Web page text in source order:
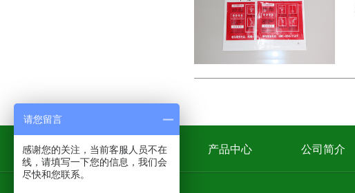
网站首页 产品中心 公司简介
请您留言
感谢您的关注，当前客服人员不在
线，请填写一下您的信息，我们会
尽快和您联系。